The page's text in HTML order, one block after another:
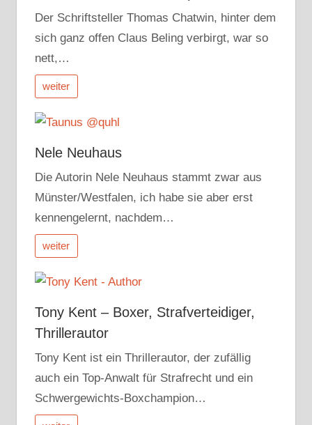
Der Schriftsteller Thomas Chatwin, hinter dem
sich ganz offen Claus Beling verbirgt, war so
nett,…
weiter
Nele Neuhaus
Die Autorin Nele Neuhaus stammt zwar aus
Münster/Westfalen, ich habe sie aber erst
kennengelernt, nachdem…
weiter
Tony Kent – Boxer, Strafverteidiger,
Thrillerautor
Tony Kent ist ein Thrillerautor, der zufällig
auch ein Top-Anwalt für Strafrecht und ein
Schwergewichts-Boxchampion…